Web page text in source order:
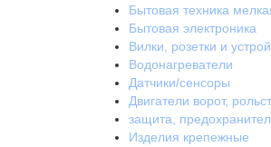
Бытовая техника
Бытовая электроника
Вилки, розетки и
Водонагреватели
Датчики/сенсоры
Двигатели ворот,
защита,
Изделия крепежные